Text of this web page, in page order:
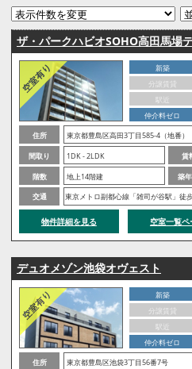
ザ・パークハビオSOHO高田馬場
新築
分譲賃貸
駅近
仲介料ゼロ
住所
東京都豊島区高田3丁目585-4（地番）
間取り
1DK - 2LDK 賃
階数
地上14階建 築
交通
東京メトロ副都心線「雑司が谷駅」徒
物件詳細を見る 空室一覧ペ
デュオメゾン池袋オヴェスト
新築
分譲賃貸
駅近
仲介料ゼロ
住所
東京都豊島区池袋3丁目56番7号